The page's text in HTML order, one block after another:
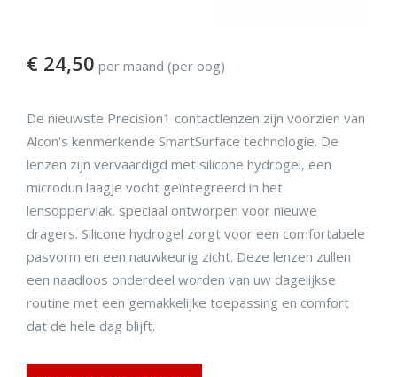
€ 24,50 per maand (per oog)
De nieuwste Precision1 contactlenzen zijn voorzien van
Alcon's kenmerkende SmartSurface technologie. De
lenzen zijn vervaardigd met silicone hydrogel, een
microdun laagje vocht geïntegreerd in het
lensoppervlak, speciaal ontworpen voor nieuwe
dragers. Silicone hydrogel zorgt voor een comfortabele
pasvorm en een nauwkeurig zicht. Deze lenzen zullen
een naadloos onderdeel worden van uw dagelijkse
routine met een gemakkelijke toepassing en comfort
dat de hele dag blijft.